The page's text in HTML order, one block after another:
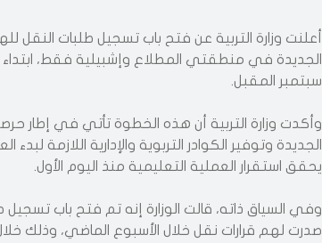
أعلنت وزارة التربية عن فتح باب تسجيل طلبات النقل
سبتمبر المقبل.
وأكدت وزارة التربية أن هذه الخطوة تأتي في إطار
يحقق استقرار العملية التعليمية منذ اليوم الأول.
وفي السياق ذاته، قالت الوزارة إنه تم فتح باب تسجيل
صدرت لهم قرارات نقل خلال الأسبوع الماضي، وذلك